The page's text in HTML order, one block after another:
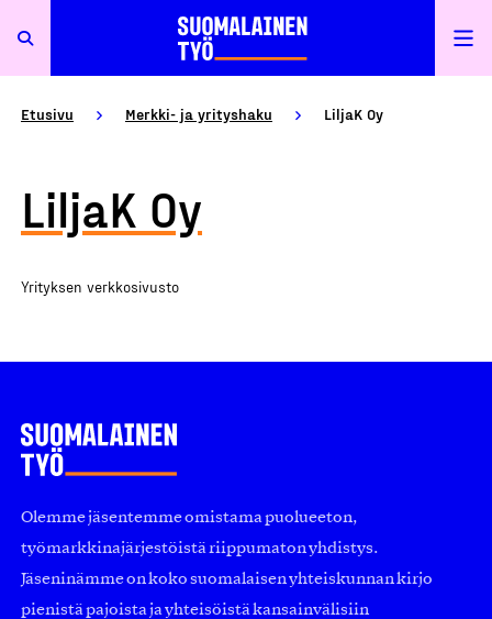
Etusivu Merkki- ja yrityshaku LiljaK Oy
LiljaK Oy
Yrityksen verkkosivusto
Olemme jäsentemme omistama puolueeton,
työmarkkinajärjestöistä riippumaton yhdistys.
Jäseninämme on koko suomalaisen yhteiskunnan kirjo
pienistä pajoista ja yhteisöistä kansainvälisiin